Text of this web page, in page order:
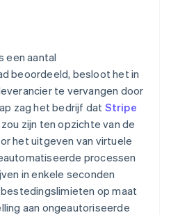
een aantal
beoordeeld, besloot het in
te vervangen door
zag het bedrijf dat Stripe
zijn ten opzichte van de
het uitgeven van virtuele
processen
in enkele seconden
op maat
aan ongeautoriseerde